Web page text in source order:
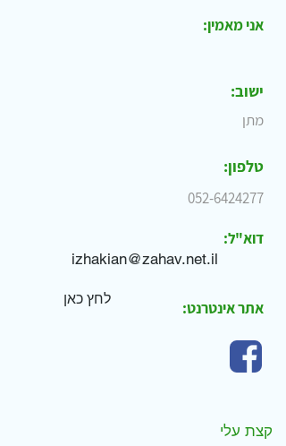
אני מאמין:
ישוב:
מתן
טלפון:
052-6424277
דוא"ל:
לחץ כאן אתר אינטרנט:
קצת עלי